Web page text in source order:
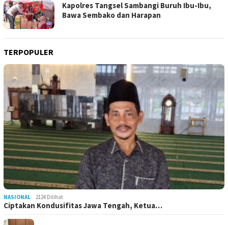
Kapolres Tangsel Sambangi Buruh Ibu-Ibu,
Bawa Sembako dan Harapan
TERPOPULER
NASIONAL 2124 Dilihat
Ciptakan Kondusifitas Jawa Tengah, Ketua…